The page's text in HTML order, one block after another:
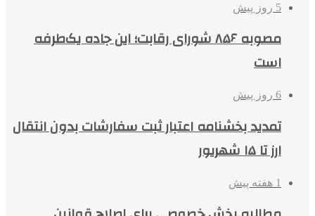
5 روز پیش
مصوبه ۸۵۶ شورای رقابت؛ این جاده یک‌طرفه
است
6 روز پیش
تمدید بخشنامه اعتبار ثبت سفارشات بدون انتقال
ارز تا ۱۵ شهریور
1 هفته پیش